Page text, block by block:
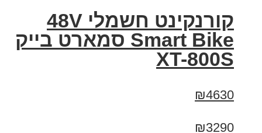
קורנקינט חשמלי 48V
Smart Bike סמארט בייק
XT-800S
₪4630
₪3290